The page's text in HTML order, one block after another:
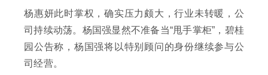
杨惠妍此时掌权，确实压力颇大，行业未转暖，公
司持续动荡。杨国强显然不准备当“甩手掌柜”，碧桂
园公告称，杨国强将以特别顾问的身份继续参与公
司经营。